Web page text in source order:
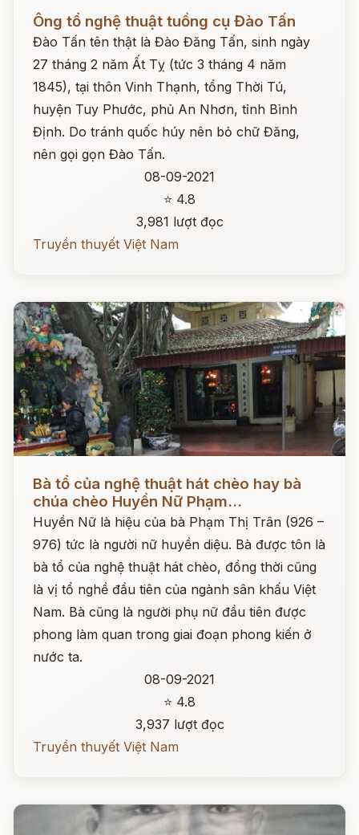
Đọc ngay
Ông tổ nghệ thuật tuồng cụ Đào Tấn
Đào Tấn tên thật là Đào Đăng Tấn, sinh ngày
27 tháng 2 năm Ất Tỵ (tức 3 tháng 4 năm
1845), tại thôn Vinh Thạnh, tổng Thời Tú,
huyện Tuy Phước, phủ An Nhơn, tỉnh Bình
Định. Do tránh quốc húy nên bỏ chữ Đăng,
nên gọi gọn Đào Tấn.
08-09-2021
⭐ 4.8
3,981 lượt đọc
Truyền thuyết Việt Nam
Đọc ngay
Bà tổ của nghệ thuật hát chèo hay bà
chúa chèo Huyền Nữ Phạm...
Huyền Nữ là hiệu của bà Phạm Thị Trân (926 –
976) tức là người nữ huyền diệu. Bà được tôn là
bà tổ của nghệ thuật hát chèo, đồng thời cũng
là vị tổ nghề đầu tiên của ngành sân khấu Việt
Nam. Bà cũng là người phụ nữ đầu tiên được
phong làm quan trong giai đoạn phong kiến ở
nước ta.
08-09-2021
⭐ 4.8
3,937 lượt đọc
Truyền thuyết Việt Nam